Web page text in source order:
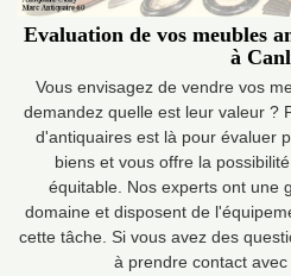
Evaluation de vos meubles
à
Vous envisagez de vendre vos
demandez quelle est leur valeur ?
d'antiquaires est là pour évaluer
biens et vous offre la
équitable. Nos experts ont une
domaine et disposent de
cette tâche. Si vous avez des
à prendre contact avec